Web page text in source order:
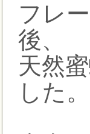
フレ
後、
天然
した。